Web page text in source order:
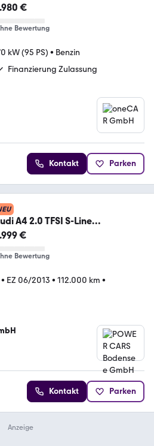
€
Bewertung
kW (95 PS) • Benzin
Finanzierung Zulassung
Kontakt Parken
A4 2.0 TFSI S-Line
€
Bewertung
• EZ 06/2013 • 112.000 km •
Kontakt Parken